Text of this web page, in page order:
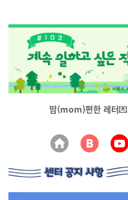
맘(mom)편한 레터💌